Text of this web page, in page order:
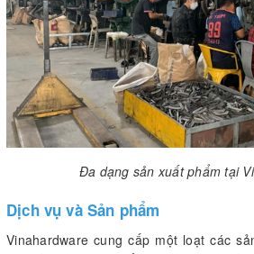
Đa dạng sản xuất phẩm tại
Dịch vụ và Sản phẩm
Vinahardware cung cấp một loạt các